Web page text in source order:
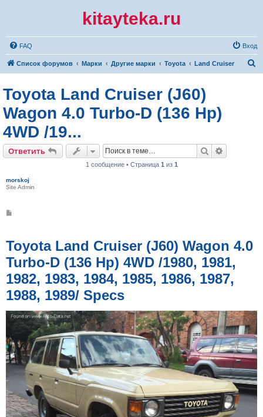
kitayteka.ru
FAQ Вход
Список форумов Марки Другие марки Toyota Land Cruiser
Toyota Land Cruiser (J60)
Wagon 4.0 Turbo-D (136 Hp)
4WD /19...
Ответить Поиск
1 сообщение • Страница 1 из 1
morskoj
Site Admin
щ
е
и
е
Toyota Land Cruiser (J60) Wagon 4.0
Turbo-D (136 Hp) 4WD /1980, 1981,
1982, 1983, 1984, 1985, 1986, 1987,
1988, 1989/ Specs